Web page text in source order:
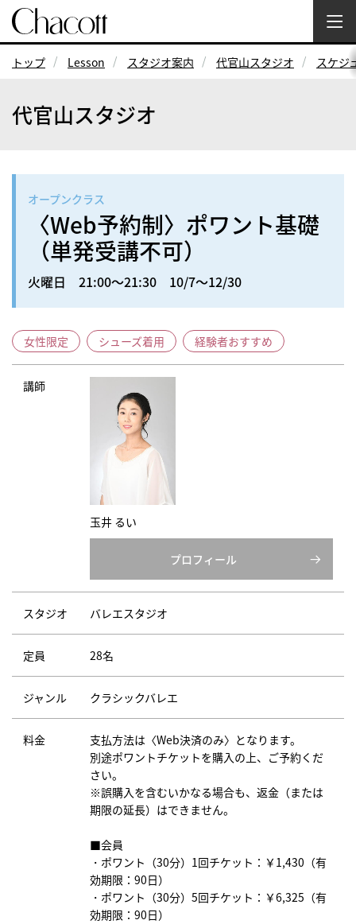
トップ Lesson スタジオ案内 代官山スタジオ スケジ
代官山スタジオ
オープンクラス
〈Web予約制〉ポワント基礎
（単発受講不可）
火曜日 21:00～21:30 10/7～12/30
女性限定 シューズ着用 経験者おすすめ
講師
玉井 るい
プロフィール
スタジオ バレエスタジオ
定員 28名
ジャンル クラシックバレエ
料金
支払方法は〈Web決済のみ〉となります。
別途ポワントチケットを購入の上、ご予約くだ
さい。
※誤購入を含むいかなる場合も、返金（または
期限の延長）はできません。
■会員
・ポワント（30分）1回チケット：￥1,430（有
効期限：90日）
・ポワント（30分）5回チケット：￥6,325（有
効期限：90日）